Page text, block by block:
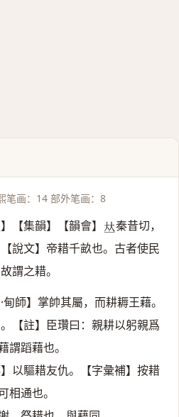
笔画：14 部外笔画：8
】【集韻】【韻會】 𠀤秦昔切，
說文】帝耤千畝也。古者使民
謂之耤。
師】掌帥其屬，而耕耨王藉。
。【註】臣瓚曰：親耕以躬親爲
謂蹈藉也。
以驅耤友仇。【字彙補】按耤
相通也。